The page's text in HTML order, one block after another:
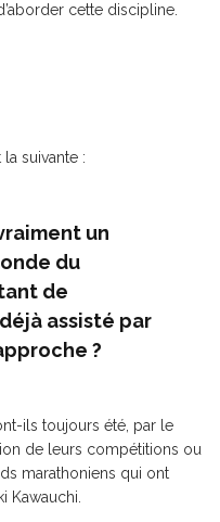
cette discipline.
la suivante :
un
du
de
assisté par
?
ils toujours été, par le
de leurs compétitions ou
marathoniens qui ont
Kawauchi.